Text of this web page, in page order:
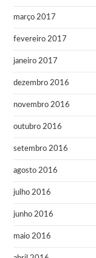
março 2017
fevereiro 2017
janeiro 2017
dezembro 2016
novembro 2016
outubro 2016
setembro 2016
agosto 2016
julho 2016
junho 2016
maio 2016